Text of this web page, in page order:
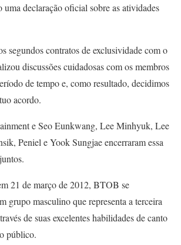
declaração oficial sobre as atividades
segundos contratos de exclusividade com o
discussões cuidadosas com os membros
de tempo e, como resultado, decidimos
acordo.
e Seo Eunkwang, Lee Minhyuk, Lee
Peniel e Yook Sungjae encerraram essa
21 de março de 2012, BTOB se
grupo masculino que representa a terceira
de suas excelentes habilidades de canto
público.